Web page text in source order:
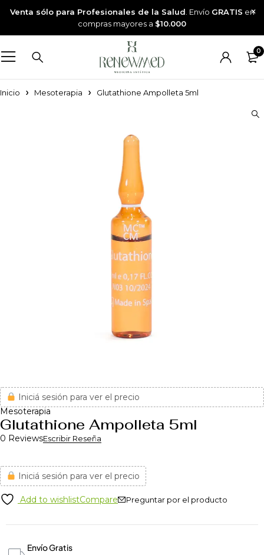
Venta sólo para Profesionales de la Salud . Envío GRATIS en
compras mayores a $10.000
0
Inicio Mesoterapia Glutathione Ampolleta 5ml
Iniciá sesión para ver el precio
Mesoterapia
Glutathione Ampolleta 5ml
0 ReviewsEscribir Reseña
Iniciá sesión para ver el precio
Add to wishlistCompare Preguntar por el producto
Envío Gratis